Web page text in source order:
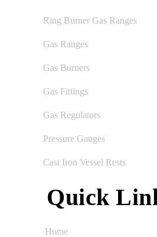
Ring Burner Gas Ranges
Gas Ranges
Gas Burners
Gas Fittings
Gas Regulators
Pressure Gauges
Cast Iron Vessel Rests
Quick
Home